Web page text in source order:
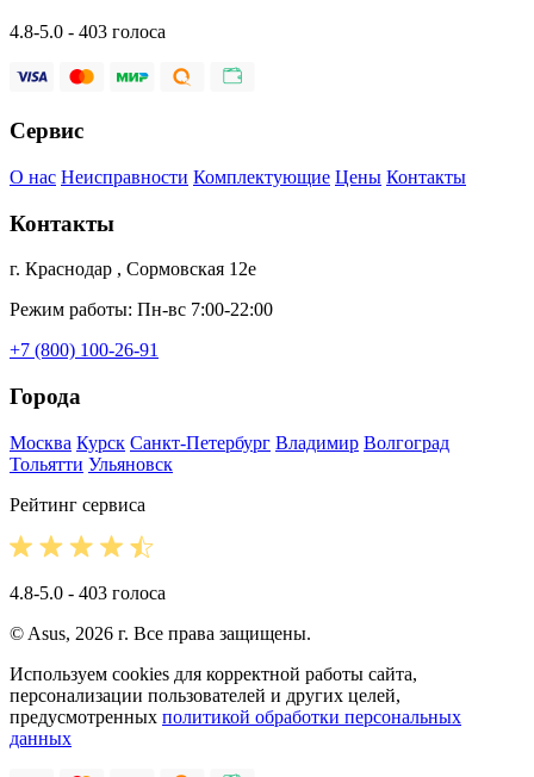
4.8-5.0 - 403 голоса
Сервис
О нас Неисправности Комплектующие Цены Контакты
Контакты
г. Краснодар , Сормовская 12е
Режим работы: Пн-вс 7:00-22:00
+7 (800) 100-26-91
Города
Москва Курск Санкт-Петербург Владимир Волгоград
Тольятти Ульяновск
Рейтинг сервиса
4.8-5.0 - 403 голоса
© Asus, 2026 г. Все права защищены.
Используем cookies для корректной работы сайта,
персонализации пользователей и других целей,
предусмотренных политикой обработки персональных
данных